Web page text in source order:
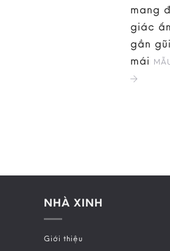
mang
giác
gần
mái
NHÀ XINH
Giới thiệu